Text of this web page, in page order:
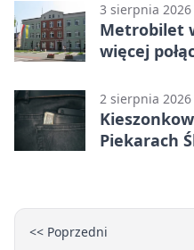
3 sierpnia 2026
Metrobilet
więcej
2 sierpnia 2026
Piekarach
<< Poprzedni